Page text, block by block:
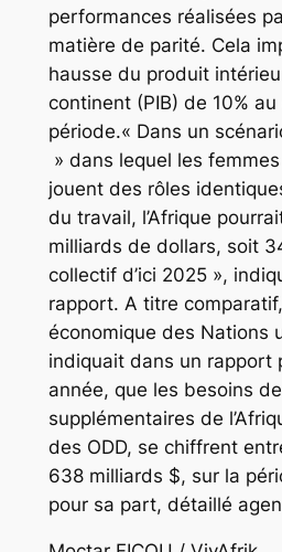
performances réalisées
matière de parité. Cela
hausse du produit
continent (PIB) de 10%
période.« Dans un
» dans lequel les
jouent des rôles
du travail, l’Afrique
milliards de dollars, soit
collectif d’ici 2025 »,
rapport. A titre
économique des Nations
indiquait dans un rapport
année, que les besoins
supplémentaires de
des ODD, se chiffrent
638 milliards $, sur la
pour sa part, détaillé